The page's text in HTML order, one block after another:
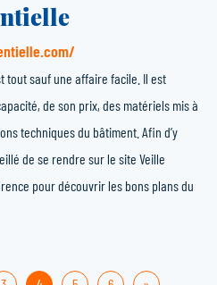
tout sauf une affaire facile. Il est
de son prix, des matériels mis à
techniques du bâtiment. Afin d’y
de se rendre sur le site Veille
pour découvrir les bons plans du